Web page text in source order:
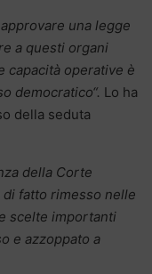
una legge
a questi organi
capacità operative è
democratico“. Lo ha
della seduta
della Corte
fatto rimesso nelle
scelte importanti
e azzoppato a